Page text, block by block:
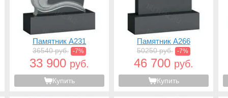
Памятник A231
36540 руб. -7%
33 900 руб.
Купить
Памятник A266
50250 руб. -7%
46 700 руб.
Купить